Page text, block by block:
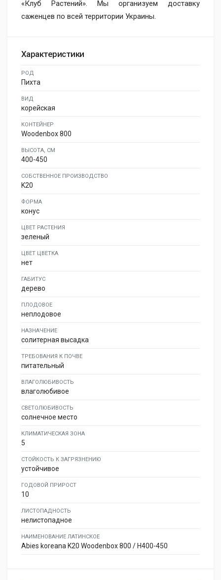
«Клуб Растений». Мы организуем доставку
саженцев по всей территории Украины.
Характеристики
РОД
Пихта
ВИД
корейская
КОНТЕЙНЕР
Woodenbox 800
ВЫСОТА, СМ
400-450
СОБСТВЕННОЕ ПРОИЗВОДСТВО
K20
ФОРМА
конус
ЦВЕТ РАСТЕНИЯ
зеленый
ЦВЕТ ЦВЕТКА
нет
ГАБИТУС
дерево
ПЛОДОВОЕ
неплодовое
НАЗНАЧЕНИЕ
солитерная высадка
ТРЕБОВАНИЯ К ПОЧВЕ
питательный
ВЛАГОЛЮБИВОСТЬ
влаголюбивое
СВЕТОЛЮБИВОСТЬ
солнечное место
КЛИМАТИЧЕСКАЯ ЗОНА
5
СТОЙКОСТЬ К ЗАГРЯЗНЕНИЮ
устойчивое
ГОДОВОЙ ПРИРОСТ
10
ЛИСТОПАДНОСТЬ
нелистопадное
НАИМЕНОВАНИЕ ЛАТИНСКОЕ
Abies koreana K20 Woodenbox 800 / H400-450